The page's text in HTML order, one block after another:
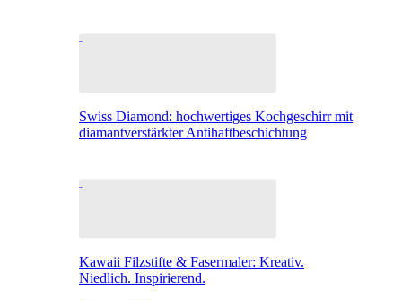
Swiss Diamond: hochwertiges Kochgeschirr mit
diamantverstärkter Antihaftbeschichtung
Kawaii Filzstifte & Fasermaler: Kreativ.
Niedlich. Inspirierend.